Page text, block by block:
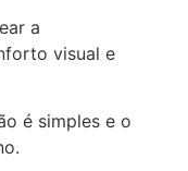
a
visual e
é simples e o